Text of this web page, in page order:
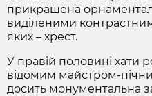
прикрашена
виділеними
яких – хрест.
У правій половині хати
відомим
досить монументальна